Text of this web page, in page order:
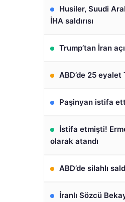
Husiler, Suudi
İHA saldırısı
Trump’tan İran
ABD’de 25
Paşinyan istifa
İstifa etmişti!
olarak atandı
ABD’de silahlı
İranlı Sözcü